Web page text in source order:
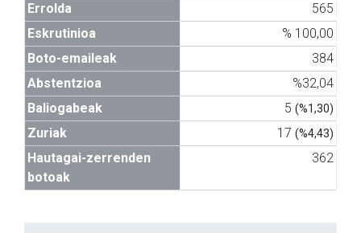
Errolda
565
Eskrutinioa
% 100,00
Boto-emaileak
384
Abstentzioa
%32,04
Baliogabeak
5 (%1,30)
Zuriak 17 (%4,43)
Hautagai-zerrenden
botoak
362